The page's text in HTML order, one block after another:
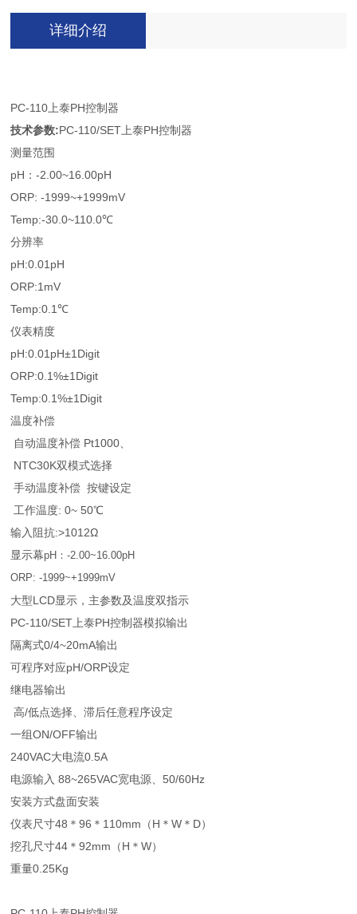
详细介绍
PC-110上泰PH控制器
技术参数:PC-110/SET上泰PH控制器
测量范围
pH：-2.00~16.00pH
ORP: -1999~+1999mV
Temp:-30.0~110.0℃
分辨率
pH:0.01pH
ORP:1mV
Temp:0.1℃
仪表精度
pH:0.01pH±1Digit
ORP:0.1%±1Digit
Temp:0.1%±1Digit
温度补偿
自动温度补偿 Pt1000、
NTC30K双模式选择
手动温度补偿 按键设定
工作温度: 0~ 50℃
输入阻抗:>1012Ω
显示幕pH：-2.00~16.00pH
ORP: -1999~+1999mV
大型LCD显示，主参数及温度双指示
PC-110/SET上泰PH控制器模拟输出
隔离式0/4~20mA输出
可程序对应pH/ORP设定
继电器输出
高/低点选择、滞后任意程序设定
一组ON/OFF输出
240VAC大电流0.5A
电源输入 88~265VAC宽电源、50/60Hz
安装方式盘面安装
仪表尺寸48＊96＊110mm（H＊W＊D）
挖孔尺寸44＊92mm（H＊W）
重量0.25Kg